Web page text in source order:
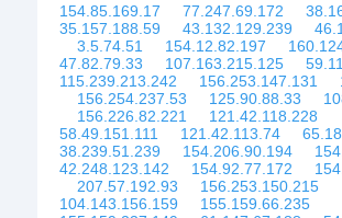
154.85.169.17
77.247.69.172
35.157.188.59
43.132.129.239
3.5.74.51
154.12.82.197
47.82.79.33
107.163.215.125
115.239.213.242
156.253.147.131
156.254.237.53
125.90.88.33
156.226.82.221
121.42.118.228
58.49.151.111
121.42.113.74
38.239.51.239
154.206.90.194
42.248.123.142
154.92.77.172
207.57.192.93
156.253.150.215
104.143.156.159
155.159.66.235